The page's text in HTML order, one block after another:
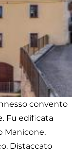
convento
Fu edificata
Manicone,
Distaccato